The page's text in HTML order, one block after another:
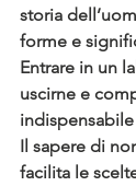
storia
forme e
Entrare in un
uscirne e
indispensabile
Il sapere di
facilita le